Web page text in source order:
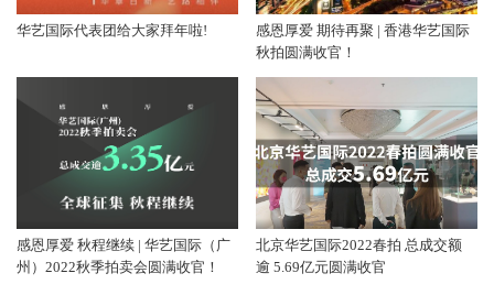
华艺国际代表团给大家拜年啦!
感恩厚爱 期待再聚 | 香港华艺国际
秋拍圆满收官！
感恩厚爱 秋程继续 | 华艺国际（广
州）2022秋季拍卖会圆满收官！
北京华艺国际2022春拍 总成交额
逾 5.69亿元圆满收官